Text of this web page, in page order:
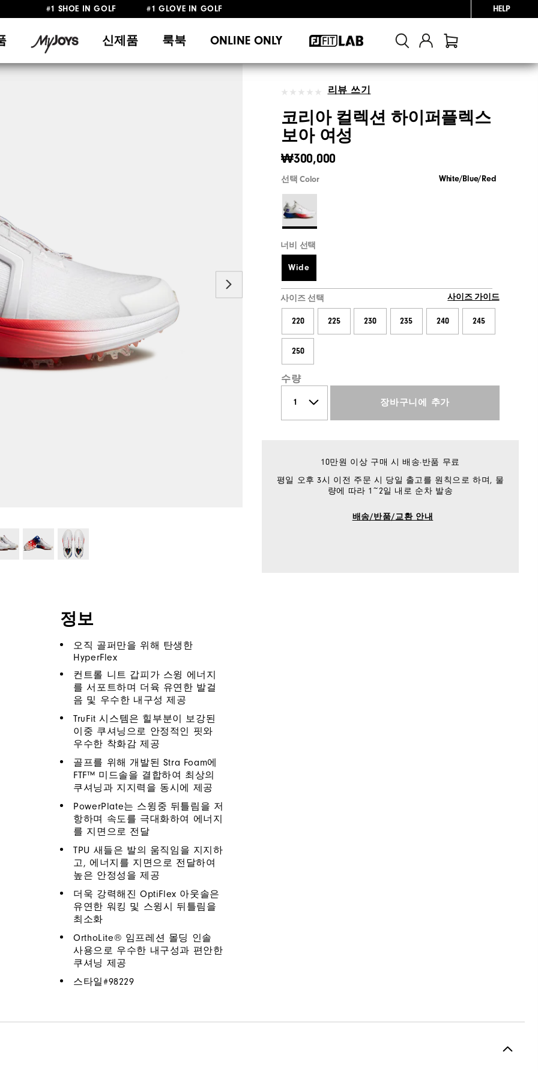
#1 SHOE IN GOLF #1 GLOVE IN GOLF HELP
신제품 룩북 ONLINE ONLY
리뷰 쓰기
코리아 컬렉션 하이퍼플렉스
보아 여성
₩300,000
선택 Color White/Blue/Red
너비 선택
Wide
사이즈 선택 사이즈 가이드
220 225 230 235 240 245
250
수량
장바구니에 추가
10만원 이상 구매 시 배송·반품 무료
평일 오후 3시 이전 주문 시 당일 출고를 원칙으로 하며, 물
량에 따라 1~2일 내로 순차 발송
배송/반품/교환 안내
정보
오직 골퍼만을 위해 탄생한
HyperFlex
컨트롤 니트 갑피가 스윙 에너지
를 서포트하며 더육 유연한 발걸
음 및 우수한 내구성 제공
TruFit 시스템은 힐부분이 보강된
이중 쿠셔닝으로 안정적인 핏와
우수한 착화감 제공
골프를 위해 개발된 Stra Foam에
FTF™ 미드솔을 결합하여 최상의
쿠셔닝과 지지력을 동시에 제공
PowerPlate는 스윙중 뒤틀림을 저
항하며 속도를 극대화하여 에너지
를 지면으로 전달
TPU 새들은 발의 움직임을 지지하
고, 에너지를 지면으로 전달하여
높은 안정성을 제공
더욱 강력해진 OptiFlex 아웃솔은
유연한 워킹 및 스윙시 뒤틀림을
최소화
OrthoLite® 임프레션 몰딩 인솔
사용으로 우수한 내구성과 편안한
쿠셔닝 제공
스타일#98229